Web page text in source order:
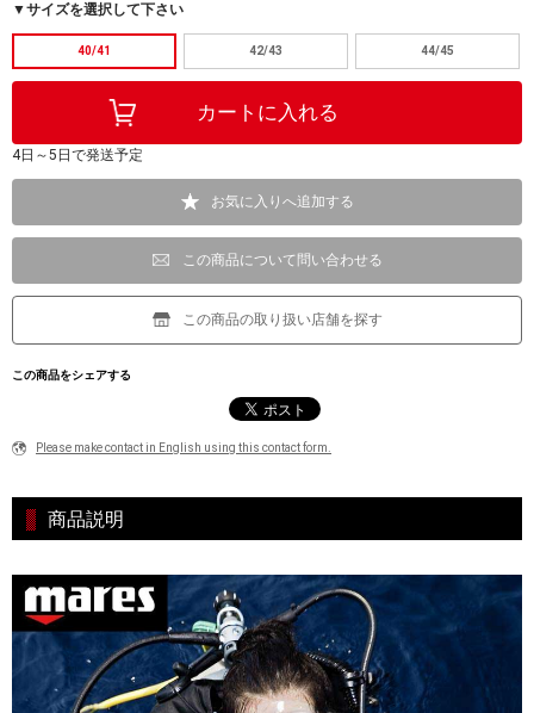
▼サイズを選択して下さい
40/41 42/43 44/45
4日～5日で発送予定
お気に入りへ追加する
この商品について問い合わせる
この商品の取り扱い店舗を探す
この商品をシェアする
Please make contact in English using this contact form.
商品説明